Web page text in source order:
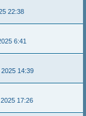
22:38
6:41
14:39
17:26